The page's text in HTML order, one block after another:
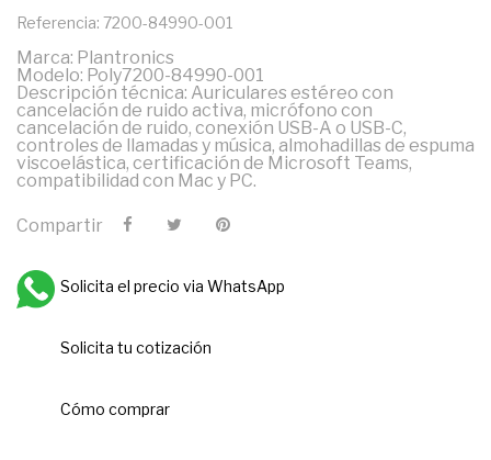
Referencia: 7200-84990-001
Marca: Plantronics
Modelo: Poly7200-84990-001
Descripción técnica: Auriculares estéreo con
cancelación de ruido activa, micrófono con
cancelación de ruido, conexión USB-A o USB-C,
controles de llamadas y música, almohadillas de espuma
viscoelástica, certificación de Microsoft Teams,
compatibilidad con Mac y PC.
Compartir
Solicita el precio via WhatsApp
Solicita tu cotización
Cómo comprar